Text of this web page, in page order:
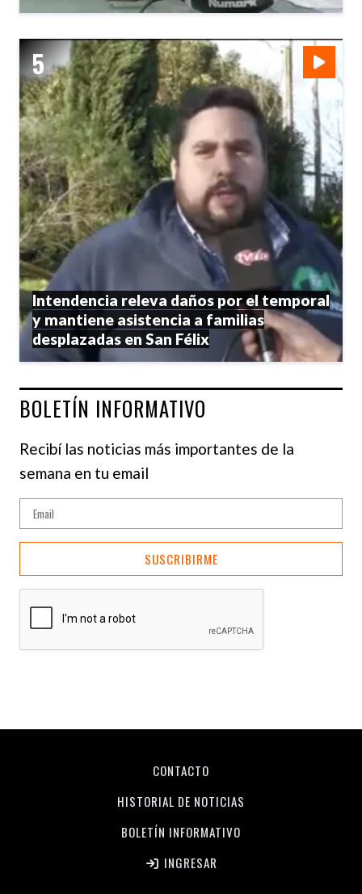
Intendencia releva daños por el temporal
y mantiene asistencia a familias
desplazadas en San Félix
BOLETÍN INFORMATIVO
Recibí las noticias más importantes de la
semana en tu email
SUSCRIBIRME
CONTACTO
HISTORIAL DE NOTICIAS
BOLETÍN INFORMATIVO
INGRESAR